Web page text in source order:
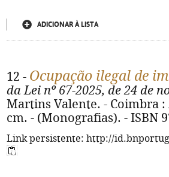
ADICIONAR À LISTA
12 - Ocupação ilegal de
da Lei nº 67-2025, de 24 de
Martins Valente. - Coimbra :
cm. - (Monografias). - ISBN
Link persistente: http://